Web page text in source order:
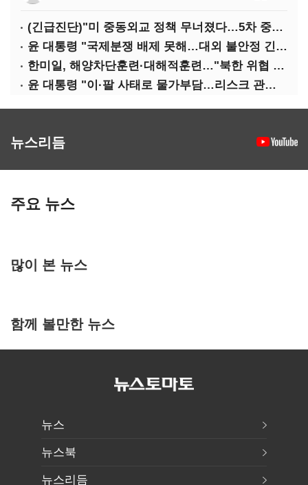
(긴급진단)"미 중동외교 정책 무너졌다…5차 중동전 가능성은 낮아"
윤 대통령 "국제분쟁 배제 못해…대외 불안정 긴밀대응"
한미일, 해양차단훈련·대해적훈련…"북한 위협 억제"
윤 대통령 "이·팔 사태로 물가부담…리스크 관리 만전 기해야"
뉴스리듬
주요 뉴스
많이 본 뉴스
함께 볼만한 뉴스
뉴스
뉴스북
뉴스리듬